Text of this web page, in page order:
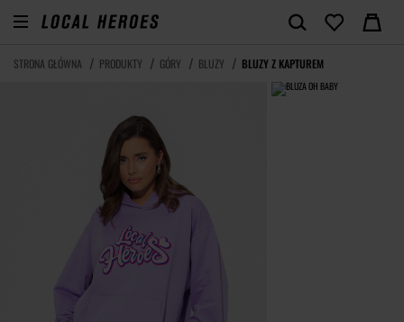
STRONA GŁÓWNA PRODUKTY GÓRY BLUZY BLUZY Z KAPTUREM